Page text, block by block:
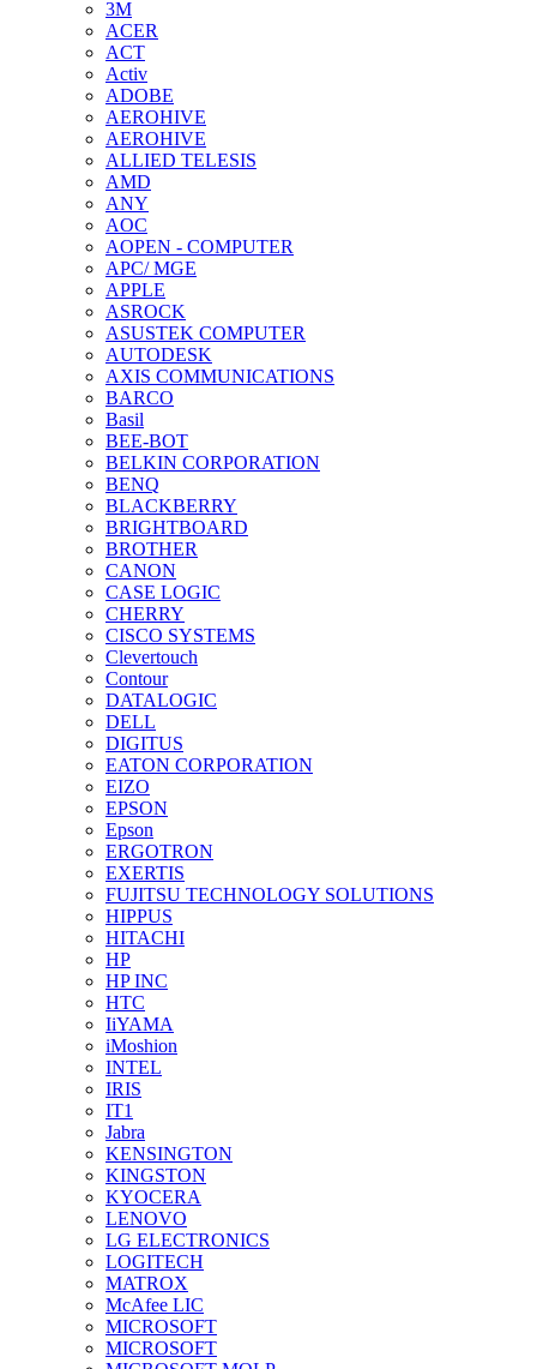
3M
ACER
ACT
Activ
ADOBE
AEROHIVE
AEROHIVE
ALLIED TELESIS
AMD
ANY
AOC
AOPEN - COMPUTER
APC/ MGE
APPLE
ASROCK
ASUSTEK COMPUTER
AUTODESK
AXIS COMMUNICATIONS
BARCO
Basil
BEE-BOT
BELKIN CORPORATION
BENQ
BLACKBERRY
BRIGHTBOARD
BROTHER
CANON
CASE LOGIC
CHERRY
CISCO SYSTEMS
Clevertouch
Contour
DATALOGIC
DELL
DIGITUS
EATON CORPORATION
EIZO
EPSON
Epson
ERGOTRON
EXERTIS
FUJITSU TECHNOLOGY SOLUTIONS
HIPPUS
HITACHI
HP
HP INC
HTC
IiYAMA
iMoshion
INTEL
IRIS
IT1
Jabra
KENSINGTON
KINGSTON
KYOCERA
LENOVO
LG ELECTRONICS
LOGITECH
MATROX
McAfee LIC
MICROSOFT
MICROSOFT